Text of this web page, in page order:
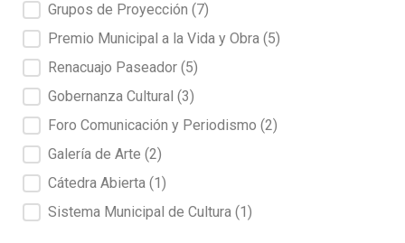
Grupos de Proyección (7)
Premio Municipal a la Vida y Obra (5)
Renacuajo Paseador (5)
Gobernanza Cultural (3)
Foro Comunicación y Periodismo (2)
Galería de Arte (2)
Cátedra Abierta (1)
Sistema Municipal de Cultura (1)